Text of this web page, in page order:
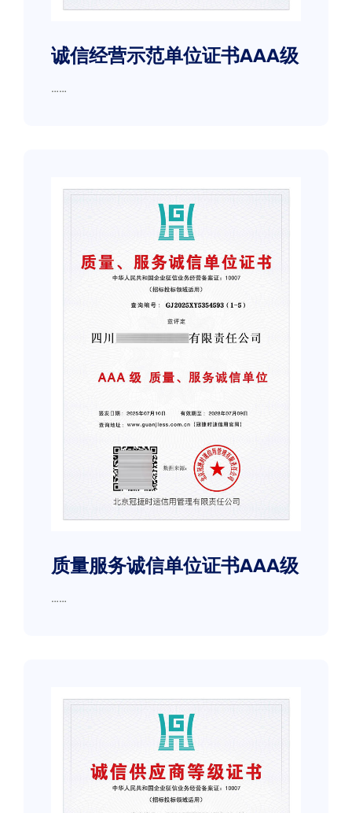
诚信经营示范单位证书AAA级
……
质量服务诚信单位证书AAA级
……